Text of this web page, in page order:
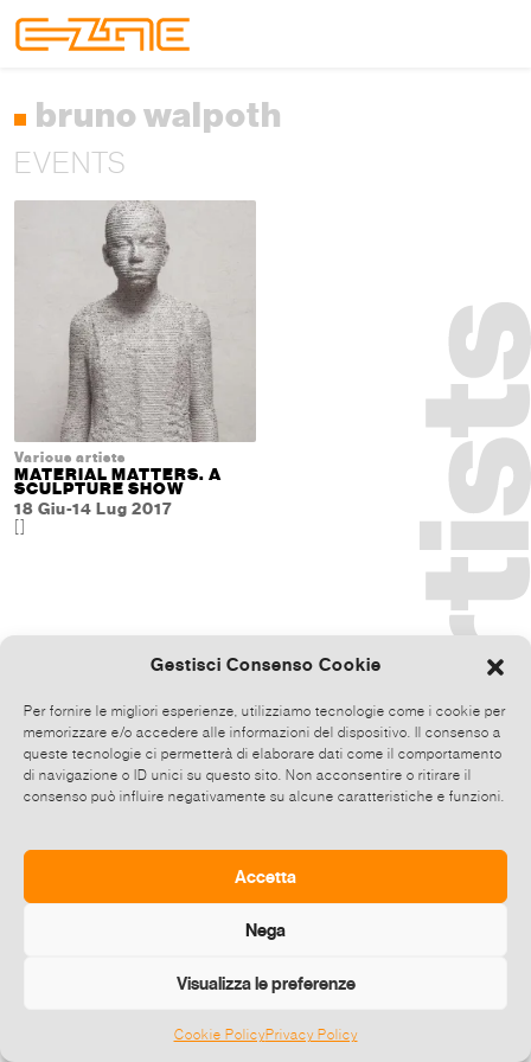
Gestisci Consenso Cookie
Per fornire le migliori esperienze, utilizziamo tecnologie come i cookie per
memorizzare e/o accedere alle informazioni del dispositivo. Il consenso a
queste tecnologie ci permetterà di elaborare dati come il comportamento
di navigazione o ID unici su questo sito. Non acconsentire o ritirare il
consenso può influire negativamente su alcune caratteristiche e funzioni.
Accetta
Nega
Visualizza le preferenze
Cookie PolicyPrivacy Policy
bruno walpoth
EVENTS
Various artists
MATERIAL MATTERS. A
SCULPTURE SHOW
18 Giu-14 Lug 2017
[]
©2026 E-zine